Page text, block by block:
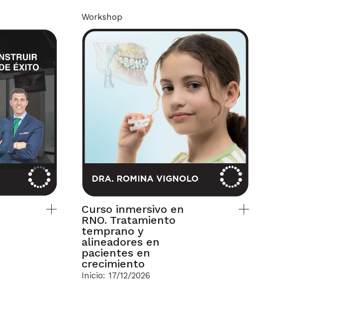
Workshop
Curso inmersivo en
RNO. Tratamiento
temprano y
alineadores en
pacientes en
crecimiento
Inicio: 17/12/2026